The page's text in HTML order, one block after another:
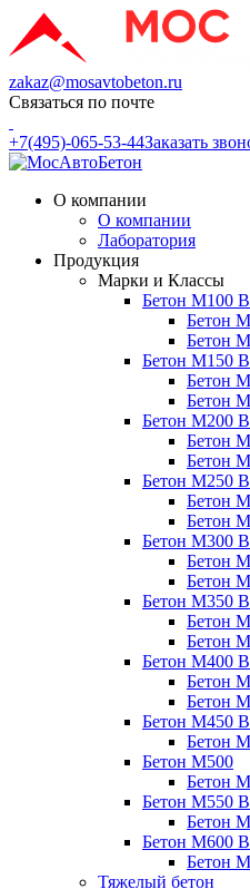
zakaz@mosavtobeton.ru
Связаться по почте
+7(495)-065-53-44Заказать
О компании
О компании
Лаборатория
Продукция
Марки и Классы
Бетон М100
Бетон
Бетон
Бетон М150
Бетон
Бетон
Бетон М200
Бетон
Бетон
Бетон М250
Бетон
Бетон
Бетон М300
Бетон
Бетон
Бетон М350
Бетон
Бетон
Бетон М400
Бетон
Бетон
Бетон М450
Бетон
Бетон М500
Бетон
Бетон М550
Бетон
Бетон М600
Бетон
Тяжелый бетон